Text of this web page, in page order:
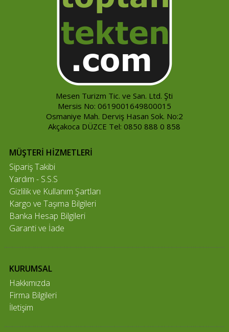
Mesen Turizm Tic. ve San. Ltd. Şti
Mersis No: 0619001649800015
Osmaniye Mah. Derviş Hasan Sok. No:2
Akçakoca DÜZCE Tel: 0850 888 0 858
MÜŞTERİ HİZMETLERİ
Sipariş Takibi
Yardım - S.S.S
Gizlilik ve Kullanım Şartları
Kargo ve Taşıma Bilgileri
Banka Hesap Bilgileri
Garanti ve İade
KURUMSAL
Hakkımızda
Firma Bilgileri
İletişim